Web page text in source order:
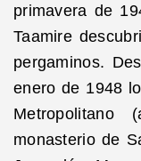
primavera de
Taamire
pergaminos.
enero de 1948
Metropolitano
monasterio de